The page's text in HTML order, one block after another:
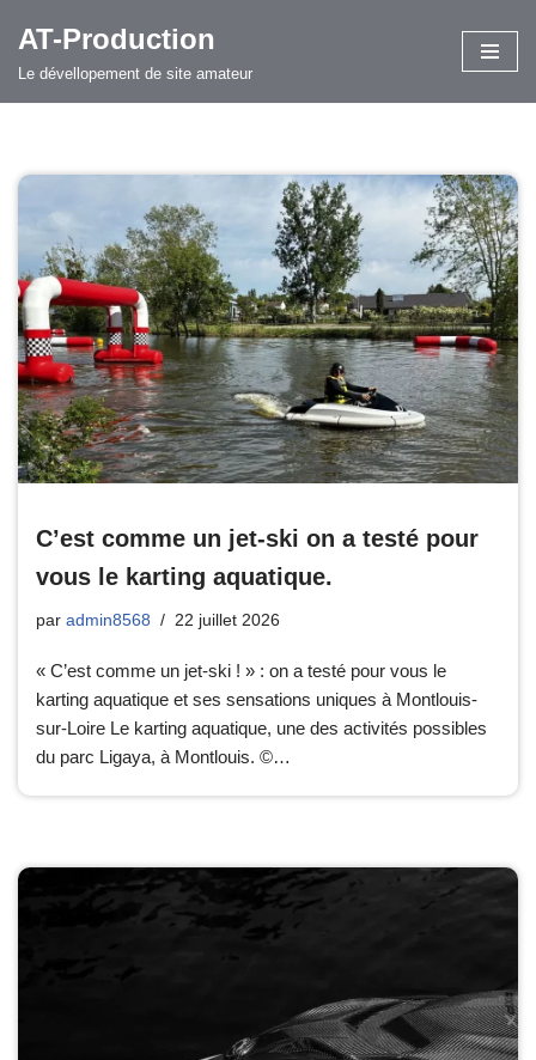
Aller
AT-Production
Le dévellopement de site amateur
C’est comme un jet-ski on a testé pour
vous le karting aquatique.
par admin8568 22 juillet 2026
« C’est comme un jet-ski ! » : on a testé pour vous le
karting aquatique et ses sensations uniques à Montlouis-
sur-Loire Le karting aquatique, une des activités possibles
du parc Ligaya, à Montlouis. ©…